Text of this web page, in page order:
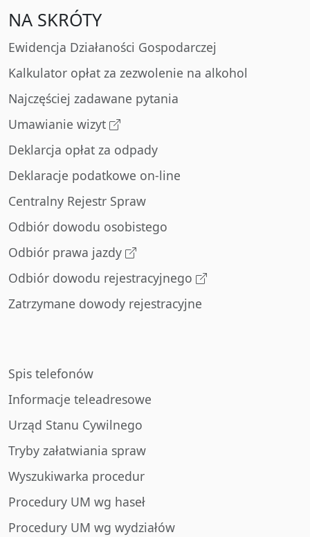
NA SKRÓTY
Ewidencja Działaności Gospodarczej
Kalkulator opłat za zezwolenie na alkohol
Najczęściej zadawane pytania
Umawianie wizyt
Deklarcja opłat za odpady
Deklaracje podatkowe on-line
Centralny Rejestr Spraw
Odbiór dowodu osobistego
Odbiór prawa jazdy
Odbiór dowodu rejestracyjnego
Zatrzymane dowody rejestracyjne
Spis telefonów
Informacje teleadresowe
Urząd Stanu Cywilnego
Tryby załatwiania spraw
Wyszukiwarka procedur
Procedury UM wg haseł
Procedury UM wg wydziałów